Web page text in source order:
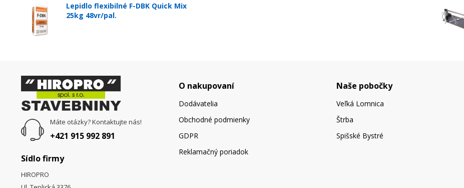
Lepidlo flexibilné F-DBK Quick Mix
25kg 48vr/pal.
Máte otázky? Kontaktujte nás!
+421 915 992 891
Sídlo firmy
HIROPRO
O nakupovaní
Dodávatelia
Obchodné podmienky
GDPR
Reklamačný poriadok
Naše pobočky
Veľká Lomnica
Štrba
Spišské Bystré